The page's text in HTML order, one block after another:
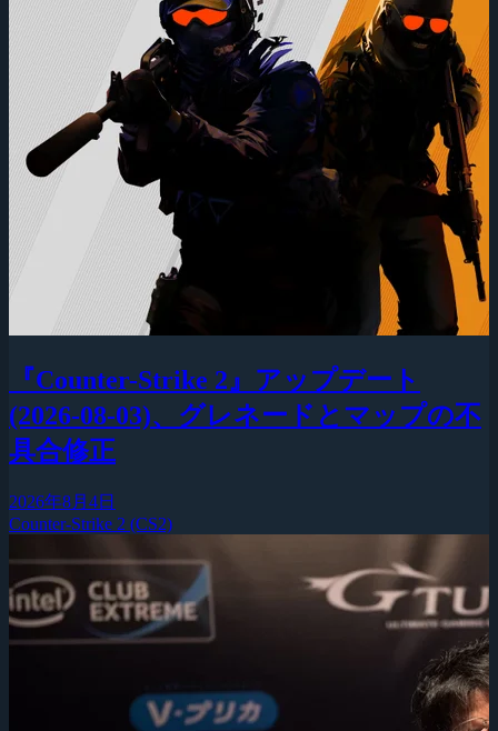
『Counter-Strike 2』アップデート
(2026-08-03)、グレネードとマップの不
具合修正
2026年8月4日
Counter-Strike 2 (CS2)